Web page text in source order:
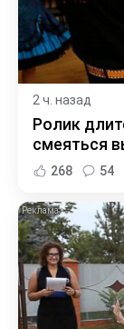
2 ч. назад
Ролик
смеяться
268 54